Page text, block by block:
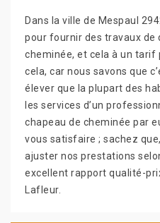
Dans la ville de Mespaul
pour fournir des travaux de
cheminée, et cela à un tarif
cela, car nous savons que
élever que la plupart des
les services d’un
chapeau de cheminée par
vous satisfaire ; sachez
ajuster nos prestations
excellent rapport qualité-
Lafleur.